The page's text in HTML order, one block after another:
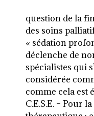
question de la
des soins
« sédation
déclenche de
spécialistes qui
considérée
comme cela est
C.E.S.E. – Pour